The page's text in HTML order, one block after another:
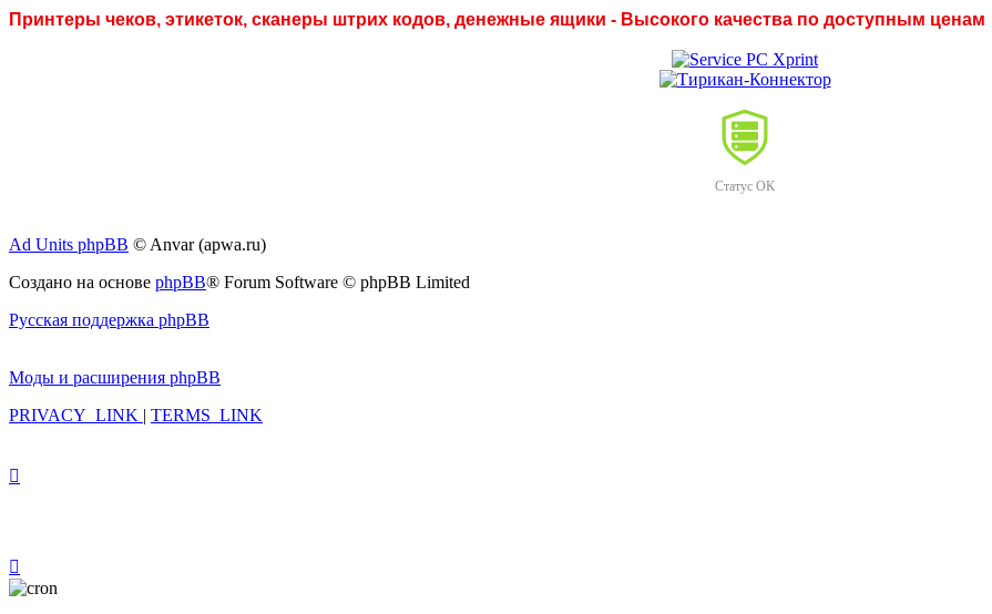
Принтеры чеков, этикеток, сканеры штрих кодов, денежные ящики - Высокого качества по доступным ценам
Статус ОК
Ad Units phpBB © Anvar (apwa.ru)
Создано на основе phpBB® Forum Software © phpBB Limited
Русская поддержка phpBB
Моды и расширения phpBB
PRIVACY_LINK | TERMS_LINK